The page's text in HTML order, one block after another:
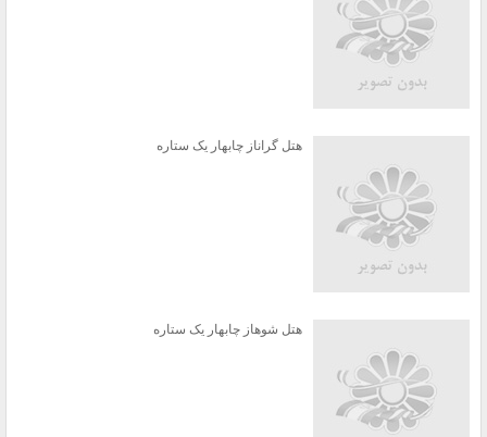
هتل گراناز چابهار یک ستاره
هتل شوهاز چابهار یک ستاره